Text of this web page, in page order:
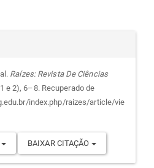
Raízes: Revista De Ciências
e 2), 6–8. Recuperado de
index.php/raizes/article/vie
BAIXAR CITAÇÃO